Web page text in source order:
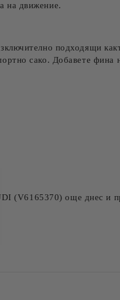
на движение.
подходящи
сако. Добавете фина
(V6165370) още днес и